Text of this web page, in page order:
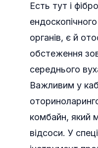
Есть тут і
органів, є й
обстеження
середнього
Важливим у
комбайн, який
відсоси. У